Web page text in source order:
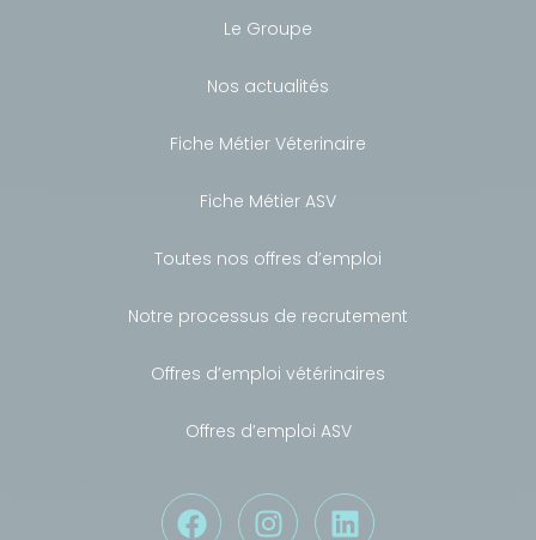
Le Groupe
Nos actualités
Fiche Métier Véterinaire
Fiche Métier ASV
Toutes nos offres d’emploi
Notre processus de recrutement
Offres d’emploi vétérinaires
Offres d’emploi ASV